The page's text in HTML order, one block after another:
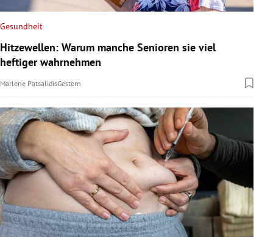
Gesundheit
Hitzewellen: Warum manche Senioren sie viel
heftiger wahrnehmen
Marlene PatsalidisGestern